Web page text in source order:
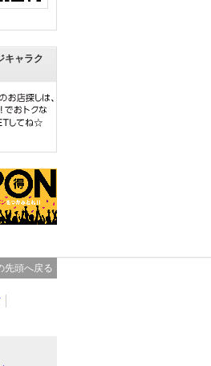
キャラク
先頭へ戻る